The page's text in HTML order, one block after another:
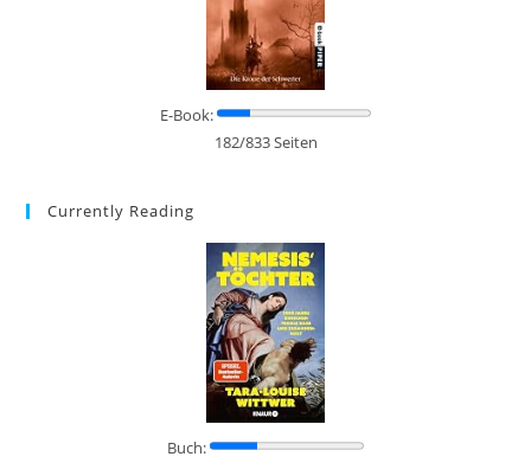
E-Book:
182/833 Seiten
Currently Reading
Buch: